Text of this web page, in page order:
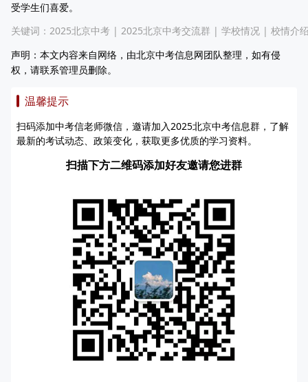
受学生们喜爱。
关键词： 2025北京中考 | 2025北京中考交流群 | 学校情况 | 校情介
声明：本文内容来自网络，由北京中考信息网团队整理，如有侵
权，请联系管理员删除。
温馨提示
扫码添加中考信老师微信，邀请加入2025北京中考信息群，了解
最新的考试动态、政策变化，获取更多优质的学习资料。
扫描下方二维码添加好友邀请您进群